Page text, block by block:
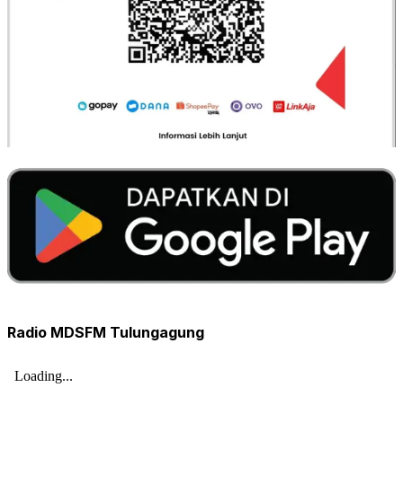
Radio MDSFM Tulungagung